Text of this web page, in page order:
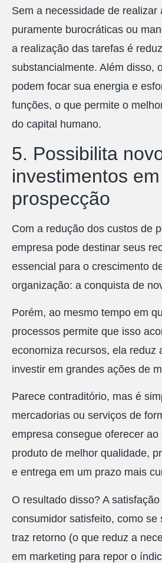
Sem a necessidade de realizar
puramente burocráticas ou
a realização das tarefas é
substancialmente. Além disso,
podem focar sua energia e
funções, o que permite o
do capital humano.
5. Possibilita
investimentos em
prospecção
Com a redução dos custos de
empresa pode destinar seus
essencial para o crescimento
organização: a conquista de
Porém, ao mesmo tempo em
processos permite que isso
economiza recursos, ela reduz
investir em grandes ações de
Parece contraditório, mas é
mercadorias ou serviços de
empresa consegue oferecer ao
produto de melhor qualidade,
e entrega em um prazo mais
O resultado disso? A
consumidor satisfeito, como se
traz retorno (o que reduz a
em marketing para repor o